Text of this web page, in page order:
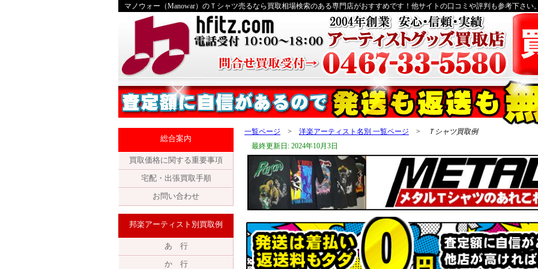
マノウォー（Manowar）のＴシャツ売るなら買取相場検索のある専門店がおすすめです！他サイトの口コミや評判も参考下さい
総合案内
買取価格に関する重要事項
宅配・出張買取手順
お問い合わせ
邦楽アーティスト別買取例
あ 行
か 行
一覧ページ > 洋楽アーティスト名別 一覧ページ > Ｔシャツ買取例
最終更新日: 2024年10月3日